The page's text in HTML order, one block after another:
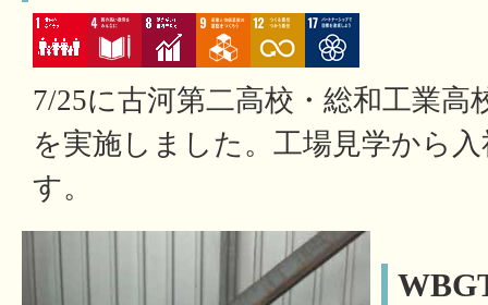
7/25に古河第二高校・総和工業高
を実施しました。工場見学から
す。